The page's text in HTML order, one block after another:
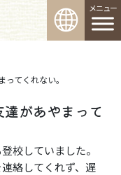
てくれない。
があやまって
校していました。
絡してくれず、遅